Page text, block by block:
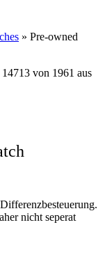
» Pre-owned
nicht seperat